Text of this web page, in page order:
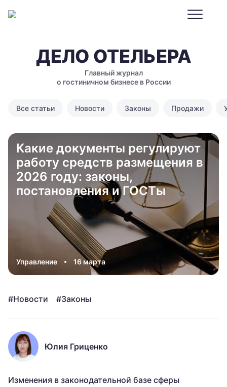
ДЕЛО ОТЕЛЬЕРА
Главный журнал
о гостиничном бизнесе в России
Все статьи Новости Законы Продажи
Какие документы регулируют
работу средств размещения в
2026 году: законы,
постановления и ГОСТы
Управление 16 марта
Новости Законы
Юлия Гриценко
Изменения в законодательной базе сферы